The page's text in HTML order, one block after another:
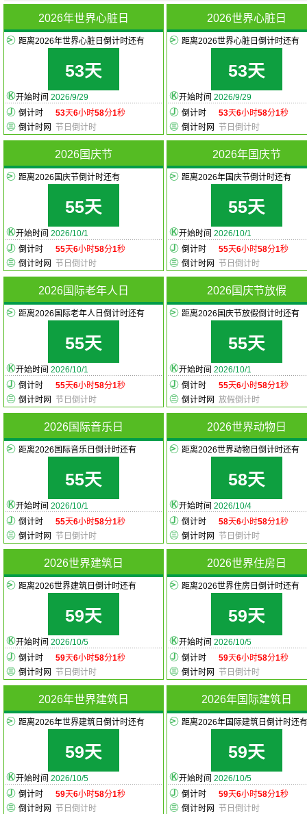
2026年世界心脏日
距离2026年世界心脏日倒计时还有
53天
开始时间 2026/9/29
倒计时
53天6小时58分1秒
倒计时网
节日倒计时
2026世界心脏日
距离2026世界心脏日倒计时还有
53天
开始时间 2026/9/29
倒计时
53天6小时58分1秒
倒计时网
节日倒计时
2026国庆节
距离2026国庆节倒计时还有
55天
开始时间 2026/10/1
倒计时
55天6小时58分1秒
倒计时网
节日倒计时
2026年国庆节
距离2026年国庆节倒计时还有
55天
开始时间 2026/10/1
倒计时
55天6小时58分1秒
倒计时网
节日倒计时
2026国际老年人日
距离2026国际老年人日倒计时还有
55天
开始时间 2026/10/1
倒计时
55天6小时58分1秒
倒计时网
节日倒计时
2026国庆节放假
距离2026国庆节放假倒计时还有
55天
开始时间 2026/10/1
倒计时
55天6小时58分1秒
倒计时网 放假倒计时
2026国际音乐日
距离2026国际音乐日倒计时还有
55天
开始时间 2026/10/1
倒计时
55天6小时58分1秒
倒计时网
节日倒计时
2026世界动物日
距离2026世界动物日倒计时还有
58天
开始时间 2026/10/4
倒计时
58天6小时58分1秒
倒计时网
节日倒计时
2026世界建筑日
距离2026世界建筑日倒计时还有
59天
开始时间 2026/10/5
倒计时
59天6小时58分1秒
倒计时网
节日倒计时
2026世界住房日
距离2026世界住房日倒计时还有
59天
开始时间 2026/10/5
倒计时
59天6小时58分1秒
倒计时网
节日倒计时
2026年世界建筑日
距离2026年世界建筑日倒计时还有
59天
开始时间 2026/10/5
倒计时
59天6小时58分1秒
倒计时网
节日倒计时
2026年国际建筑日
距离2026年国际建筑日倒计时还有
59天
开始时间 2026/10/5
倒计时
59天6小时58分1秒
倒计时网
节日倒计时